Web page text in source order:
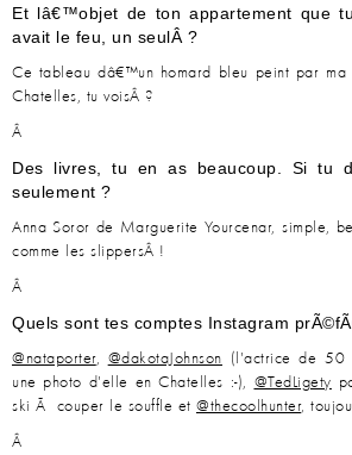
Et lâ€™objet de ton appartement que
avait le feu, un seulÂ ?
Ce tableau dâ€™un homard bleu peint par
Chatelles, tu voisÂ ?
Â
Des livres, tu en as beaucoup. Si tu
seulement ?
Anna Soror de Marguerite Yourcenar, simple,
comme les slippersÂ !
Â
Quels sont tes comptes Instagram
@nataporter, @dakotaJohnson (l'actrice de 50
une photo d'elle en Chatelles :-), @TedLigety
ski Ã couper le souffle et @thecoolhunter,
Â